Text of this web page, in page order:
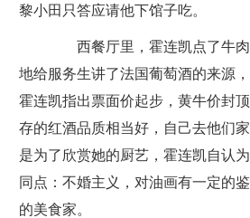
黎小田只答应请他下馆子吃。
西餐厅里，霍连凯点了牛肉
地给服务生讲了法国葡萄酒的来源
霍连凯指出票面价起步，黄牛价封
存的红酒品质相当好，自己去他们
是为了欣赏她的厨艺，霍连凯自认
同点：不婚主义，对油画有一定的
的美食家。